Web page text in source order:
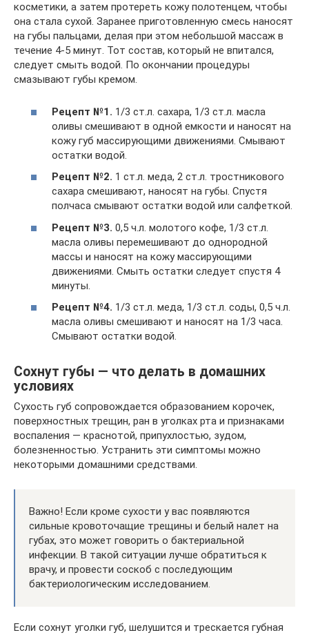
косметики, а затем протереть кожу полотенцем, чтобы
она стала сухой. Заранее приготовленную смесь наносят
на губы пальцами, делая при этом небольшой массаж в
течение 4-5 минут. Тот состав, который не впитался,
следует смыть водой. По окончании процедуры
смазывают губы кремом.
Рецепт №1. 1/3 ст.л. сахара, 1/3 ст.л. масла
оливы смешивают в одной емкости и наносят на
кожу губ массирующими движениями. Смывают
остатки водой.
Рецепт №2. 1 ст.л. меда, 2 ст.л. тростникового
сахара смешивают, наносят на губы. Спустя
полчаса смывают остатки водой или салфеткой.
Рецепт №3. 0,5 ч.л. молотого кофе, 1/3 ст.л.
масла оливы перемешивают до однородной
массы и наносят на кожу массирующими
движениями. Смыть остатки следует спустя 4
минуты.
Рецепт №4. 1/3 ст.л. меда, 1/3 ст.л. соды, 0,5 ч.л.
масла оливы смешивают и наносят на 1/3 часа.
Смывают остатки водой.
Сохнут губы ― что делать в домашних
условиях
Сухость губ сопровождается образованием корочек,
поверхностных трещин, ран в уголках рта и признаками
воспаления ― краснотой, припухлостью, зудом,
болезненностью. Устранить эти симптомы можно
некоторыми домашними средствами.
Важно! Если кроме сухости у вас появляются
сильные кровоточащие трещины и белый налет на
губах, это может говорить о бактериальной
инфекции. В такой ситуации лучше обратиться к
врачу, и провести соскоб с последующим
бактериологическим исследованием.
Если сохнут уголки губ, шелушится и трескается губная